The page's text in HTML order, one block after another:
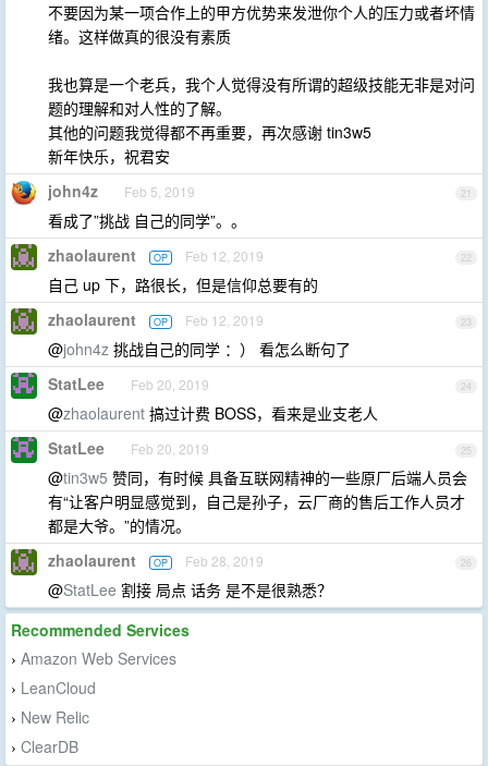
不要因为某一项合作上的甲方优势来发泄你个人的压力或者坏情
绪。这样做真的很没有素质
我也算是一个老兵，我个人觉得没有所谓的超级技能无非是对问
题的理解和对人性的了解。
其他的问题我觉得都不再重要，再次感谢 tin3w5
新年快乐，祝君安
21
john4z Feb 5, 2019
看成了”挑战 自己的同学”。。
22
zhaolaurent OP Feb 12, 2019
自己 up 下，路很长，但是信仰总要有的
23
zhaolaurent OP Feb 12, 2019
@john4z 挑战自己的同学 ：） 看怎么断句了
24
StatLee Feb 20, 2019
@zhaolaurent 搞过计费 BOSS，看来是业支老人
25
StatLee Feb 20, 2019
@tin3w5 赞同，有时候 具备互联网精神的一些原厂后端人员会
有“让客户明显感觉到，自己是孙子，云厂商的售后工作人员才
都是大爷。”的情况。
26
zhaolaurent OP Feb 28, 2019
@StatLee 割接 局点 话务 是不是很熟悉？
Recommended Services
› Amazon Web Services
› LeanCloud
› New Relic
› ClearDB